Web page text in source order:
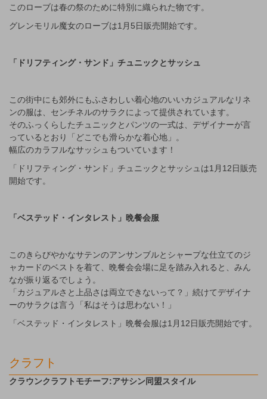
このローブは春の祭のために特別に織られた物です。
グレンモリル魔女のローブは1月5日販売開始です。
「ドリフティング・サンド」チュニックとサッシュ
この街中にも郊外にもふさわしい着心地のいいカジュアルなリネ
ンの服は、センチネルのサラクによって提供されています。
そのふっくらしたチュニックとパンツの一式は、デザイナーが言
っているとおり「どこでも滑らかな着心地」。
幅広のカラフルなサッシュもついています！
「ドリフティング・サンド」チュニックとサッシュは1月12日販売
開始です。
「ベステッド・インタレスト」晩餐会服
このきらびやかなサテンのアンサンブルとシャープな仕立てのジ
ャカードのベストを着て、晩餐会会場に足を踏み入れると、みん
なが振り返るでしょう。
「カジュアルさと上品さは両立できないって？」続けてデザイナ
ーのサラクは言う「私はそうは思わない！」
「ベステッド・インタレスト」晩餐会服は1月12日販売開始です。
クラフト
クラウンクラフトモチーフ:アサシン同盟スタイル